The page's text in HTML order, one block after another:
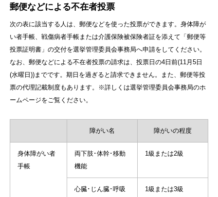
郵便などによる不在者投票
次の表に該当する人は、郵便などを使った投票ができます。身体障が
い者手帳、戦傷病者手帳または介護保険被保険者証を添えて「郵便等
投票証明書」の交付を選挙管理委員会事務局へ申請をしてください。
なお、郵便などによる不在者投票の請求は、投票日の4日前(11月5日
(水曜日))までです。期日を過ぎると請求できません。また、郵便等投
票の代理記載制度もあります。※詳しくは選挙管理委員会事務局のホ
ームページをご覧ください。
障がい名 障がいの程度
身体障がい者
手帳
両下肢･体幹･移動
機能
1級または2級
心臓･じん臓･呼吸
1級または3級